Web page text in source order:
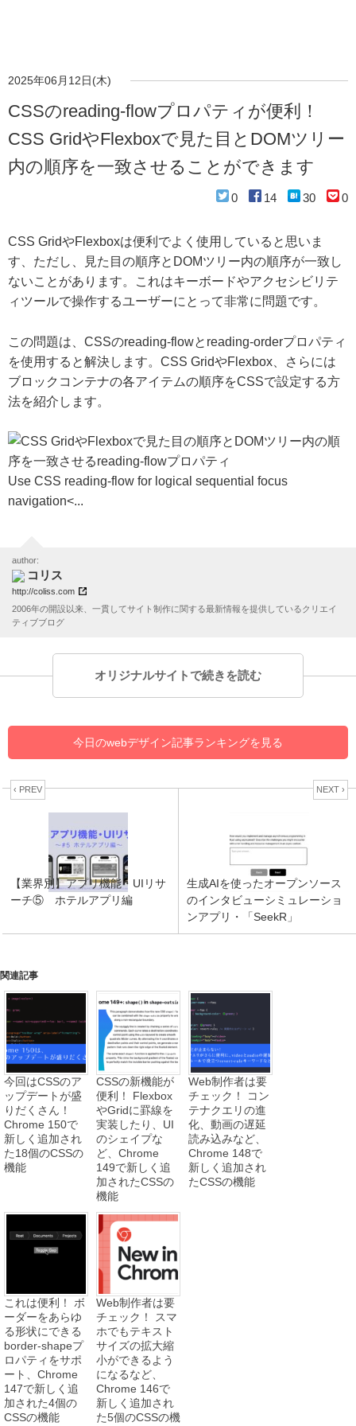
2025年06月12日(木)
CSSのreading-flowプロパティが便利！
CSS GridやFlexboxで見た目とDOMツリー
内の順序を一致させることができます
0 14 30 0
CSS GridやFlexboxは便利でよく使用していると思いま
す、ただし、見た目の順序とDOMツリー内の順序が一致し
ないことがあります。これはキーボードやアクセシビリテ
ィツールで操作するユーザーにとって非常に問題です。
この問題は、CSSのreading-flowとreading-orderプロパティ
を使用すると解決します。CSS GridやFlexbox、さらには
ブロックコンテナの各アイテムの順序をCSSで設定する方
法を紹介します。
Use CSS reading-flow for logical sequential focus
navigation<...
author:
コリス
http://coliss.com
2006年の開設以来、一貫してサイト制作に関する最新情報を提供しているクリエイ
ティブブログ
オリジナルサイトで続きを読む
今日のwebデザイン記事ランキングを見る
‹ PREV
【業界別】アプリ機能・UIリサ
ーチ⑤ ホテルアプリ編
NEXT ›
生成AIを使ったオープンソース
のインタビューシミュレーショ
ンアプリ・「SeekR」
関連記事
今回はCSSのア
ップデートが盛
りだくさん！
Chrome 150で
新しく追加され
た18個のCSSの
機能
CSSの新機能が
便利！ Flexbox
やGridに罫線を
実装したり、UI
のシェイプな
ど、Chrome
149で新しく追
加されたCSSの
機能
Web制作者は要
チェック！ コン
テナクエリの進
化、動画の遅延
読み込みなど、
Chrome 148で
新しく追加され
たCSSの機能
これは便利！ ボ
ーダーをあらゆ
る形状にできる
border-shapeプ
ロパティをサポ
ート、Chrome
147で新しく追
加された4個の
CSSの機能
Web制作者は要
チェック！ スマ
ホでもテキスト
サイズの拡大縮
小ができるよう
になるなど、
Chrome 146で
新しく追加され
た5個のCSSの機